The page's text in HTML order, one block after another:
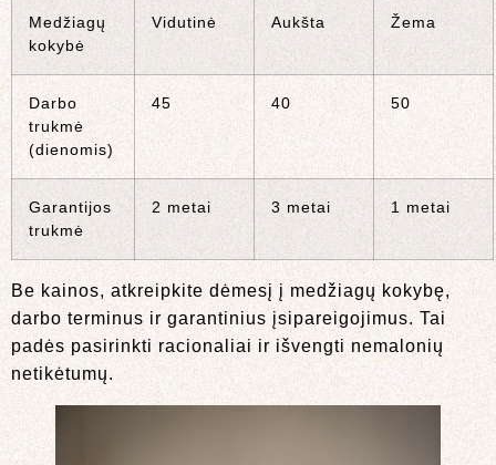
Medžiagų
kokybė
Vidutinė Aukšta Žema
Darbo
trukmė
(dienomis)
45 40 50
Garantijos
trukmė
2 metai 3 metai 1 metai
Be kainos, atkreipkite dėmesį į medžiagų kokybę,
darbo terminus ir garantinius įsipareigojimus. Tai
padės pasirinkti racionaliai ir išvengti nemalonių
netikėtumų.